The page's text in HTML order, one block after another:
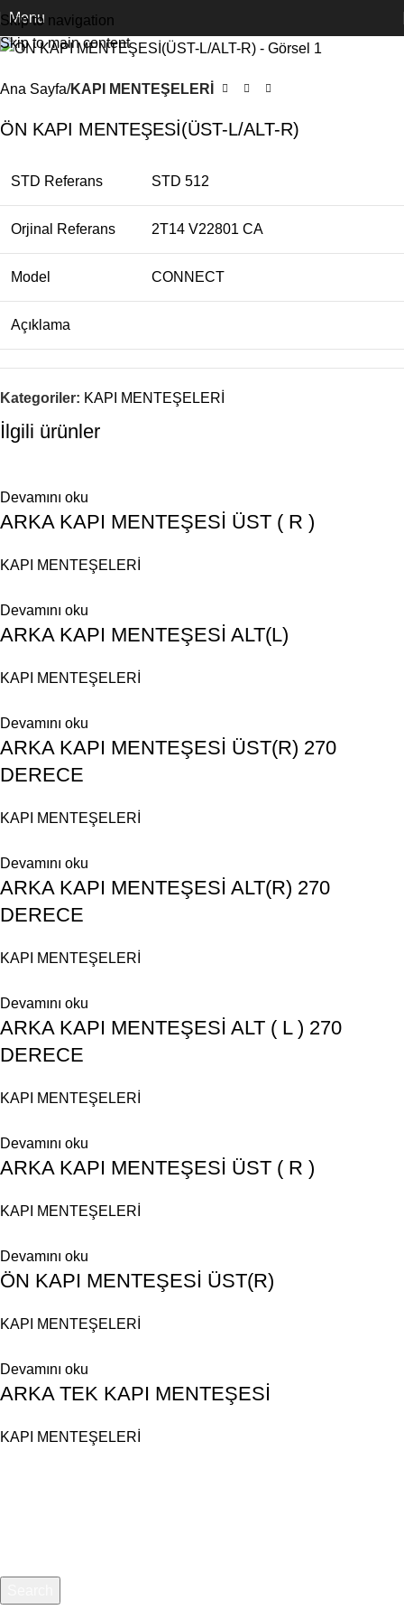
Skip to navigation
Skip to main content
Menu
Ana Sayfa KAPI MENTEŞELERİ
ÖN KAPI MENTEŞESİ(ÜST-L/ALT-R)
STD Referans STD 512
Orjinal Referans 2T14 V22801 CA
Model CONNECT
Açıklama
Kategoriler: KAPI MENTEŞELERİ
İlgili ürünler
Devamını oku
ARKA KAPI MENTEŞESİ ÜST ( R )
KAPI MENTEŞELERİ
Devamını oku
ARKA KAPI MENTEŞESİ ALT(L)
KAPI MENTEŞELERİ
Devamını oku
ARKA KAPI MENTEŞESİ ÜST(R) 270
DERECE
KAPI MENTEŞELERİ
Devamını oku
ARKA KAPI MENTEŞESİ ALT(R) 270
DERECE
KAPI MENTEŞELERİ
Devamını oku
ARKA KAPI MENTEŞESİ ALT ( L ) 270
DERECE
KAPI MENTEŞELERİ
Devamını oku
ARKA KAPI MENTEŞESİ ÜST ( R )
KAPI MENTEŞELERİ
Devamını oku
ÖN KAPI MENTEŞESİ ÜST(R)
KAPI MENTEŞELERİ
Devamını oku
ARKA TEK KAPI MENTEŞESİ
KAPI MENTEŞELERİ